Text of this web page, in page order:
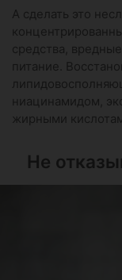
А сделать это
средства,
питание.
ниацинамидом,
жирными
Не